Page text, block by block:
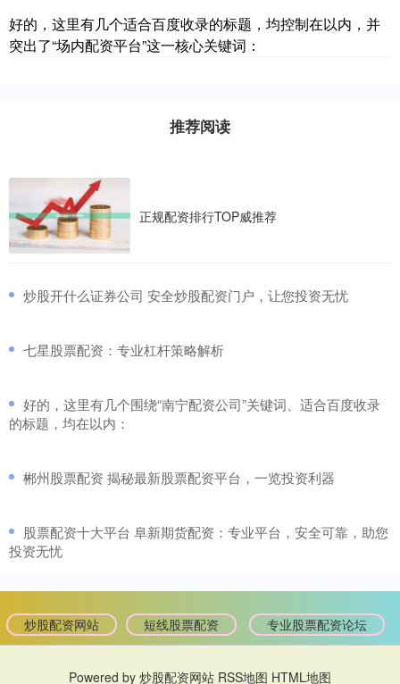
好的，这里有几个适合百度收录的标题，均控制在以内，并
突出了“场内配资平台”这一核心关键词：
推荐阅读
正规配资排行TOP威推荐
​炒股开什么证券公司 安全炒股配资门户，让您投资无忧
​七星股票配资：专业杠杆策略解析
​好的，这里有几个围绕“南宁配资公司”关键词、适合百度收录
的标题，均在以内：
​郴州股票配资 揭秘最新股票配资平台，一览投资利器
​股票配资十大平台 阜新期货配资：专业平台，安全可靠，助您
投资无忧
炒股配资网站 短线股票配资 专业股票配资论坛
Powered by 炒股配资网站 RSS地图 HTML地图